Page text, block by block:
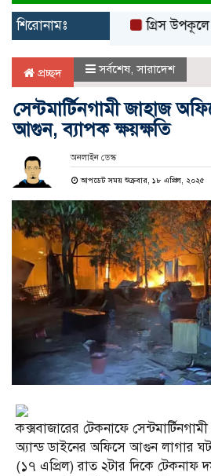
শিরোনামঃ গ্রিস উপকূলে
প্রচ্ছদ সর্বশেষ,সারাদেশ
সেন্টমার্টিনগামী জাহাজ
আগুন, ব্যাপক ক্ষয়ক্ষতি
অনলাইন ডেস্ক
আপডেট সময় শুক্রবার, ১৮ এপ্রিল, ২০২৫
কক্সবাজারের টেকনাফে
অ্যান্ড ডাইনের অফিসে আগুন লাগার
(১৭ এপ্রিল) রাত ২টার দিকে টেকনাফ